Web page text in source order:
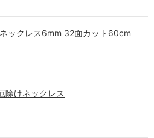
ックレス6mm 32面カット60cm
除けネックレス